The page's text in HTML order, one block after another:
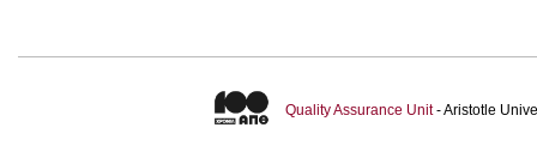
Quality Assurance Unit- Aristotle